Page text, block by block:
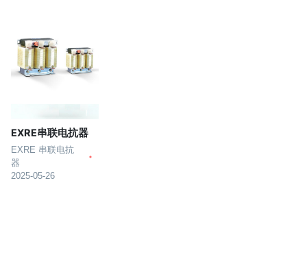
EXRE串联电抗器
EXRE 串联电抗
器
2025-05-26